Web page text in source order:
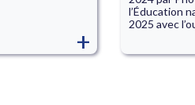
+
l’Éducation
2025 avec